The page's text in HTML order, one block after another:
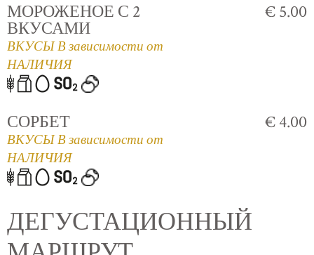
МОРОЖЕНОЕ С 2
ВКУСАМИ
ВКУСЫ В зависимости от
НАЛИЧИЯ
€ 5.00
СОРБЕТ
ВКУСЫ В зависимости от
НАЛИЧИЯ
€ 4.00
ДЕГУСТАЦИОННЫЙ